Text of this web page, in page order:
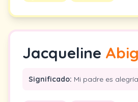
Jacqueline
Significado: Mi padre es alegría